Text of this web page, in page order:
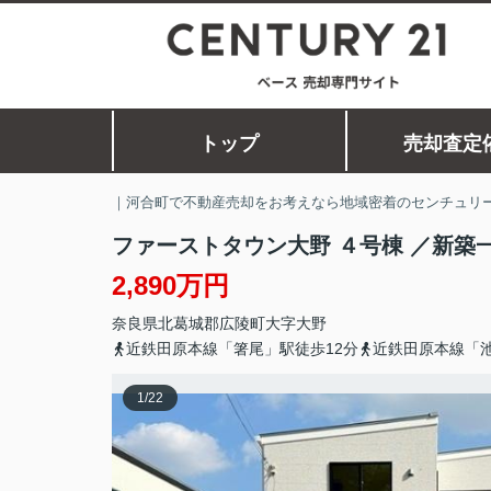
トップ 売却査定
｜河合町で不動産売却をお考えなら地域密着のセンチュリ
ファーストタウン大野 ４号棟 ／新築
2,890万円
奈良県北葛城郡広陵町大字大野
近鉄田原本線「箸尾」駅徒歩12分
近鉄田原本線「
1/22